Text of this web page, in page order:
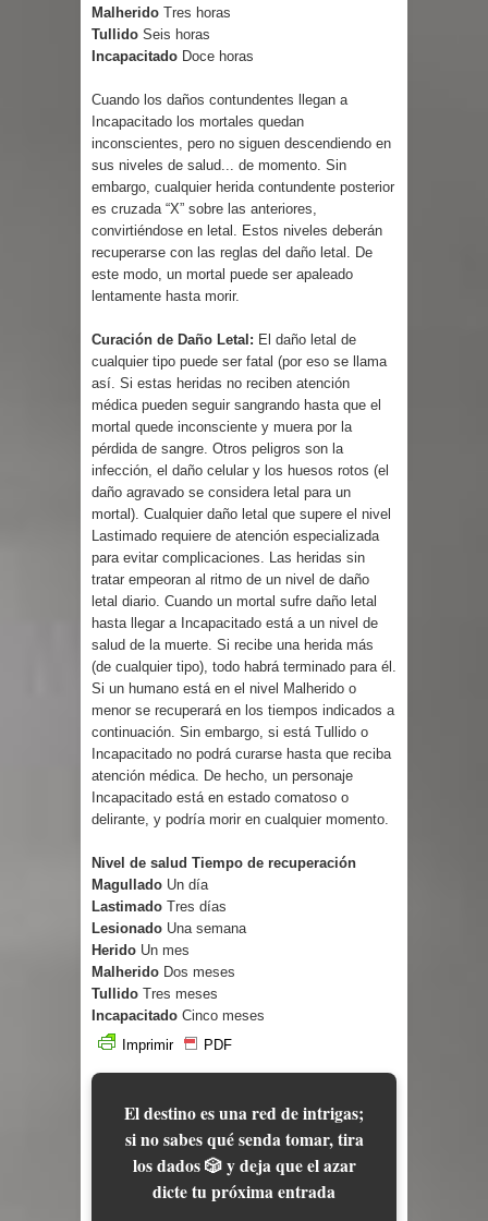
Malherido Tres horas
Tullido Seis horas
Incapacitado Doce horas
Cuando los daños contundentes llegan a
Incapacitado los mortales quedan
inconscientes, pero no siguen descendiendo en
sus niveles de salud... de momento. Sin
embargo, cualquier herida contundente posterior
es cruzada “X” sobre las anteriores,
convirtiéndose en letal. Estos niveles deberán
recuperarse con las reglas del daño letal. De
este modo, un mortal puede ser apaleado
lentamente hasta morir.
Curación de Daño Letal: El daño letal de
cualquier tipo puede ser fatal (por eso se llama
así. Si estas heridas no reciben atención
médica pueden seguir sangrando hasta que el
mortal quede inconsciente y muera por la
pérdida de sangre. Otros peligros son la
infección, el daño celular y los huesos rotos (el
daño agravado se considera letal para un
mortal). Cualquier daño letal que supere el nivel
Lastimado requiere de atención especializada
para evitar complicaciones. Las heridas sin
tratar empeoran al ritmo de un nivel de daño
letal diario. Cuando un mortal sufre daño letal
hasta llegar a Incapacitado está a un nivel de
salud de la muerte. Si recibe una herida más
(de cualquier tipo), todo habrá terminado para él.
Si un humano está en el nivel Malherido o
menor se recuperará en los tiempos indicados a
continuación. Sin embargo, si está Tullido o
Incapacitado no podrá curarse hasta que reciba
atención médica. De hecho, un personaje
Incapacitado está en estado comatoso o
delirante, y podría morir en cualquier momento.
Nivel de salud Tiempo de recuperación
Magullado Un día
Lastimado Tres días
Lesionado Una semana
Herido Un mes
Malherido Dos meses
Tullido Tres meses
Incapacitado Cinco meses
Imprimir
PDF
El destino es una red de intrigas;
si no sabes qué senda tomar, tira
los dados 🎲 y deja que el azar
dicte tu próxima entrada